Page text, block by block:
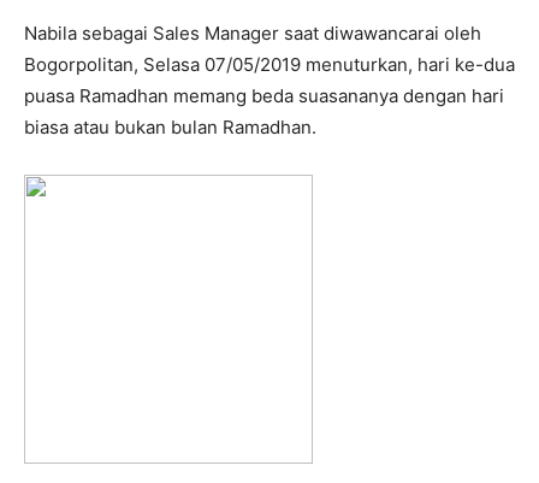
Nabila sebagai Sales Manager saat diwawancarai oleh
Bogorpolitan, Selasa 07/05/2019 menuturkan, hari ke-dua
puasa Ramadhan memang beda suasananya dengan hari
biasa atau bukan bulan Ramadhan.